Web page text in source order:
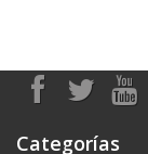
Categorías